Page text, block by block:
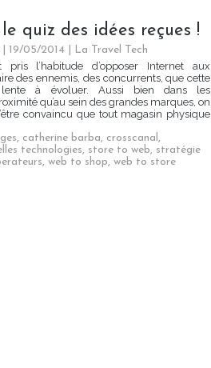
quiz des idées reçues !
19/05/2014
La Travel Tech
l’habitude d’opposer Internet aux
des ennemis, des concurrents, que cette
lente à évoluer. Aussi bien dans les
qu’au sein des grandes marques, on
convaincu que tout magasin physique
, catherine barba, crosscanal,
technologies, store to web, stratégie
, web to shop, web to store